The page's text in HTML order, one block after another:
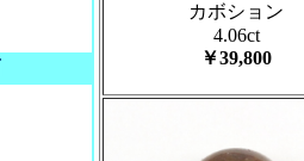
カボション
4.06ct
￥39,800